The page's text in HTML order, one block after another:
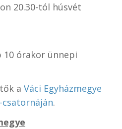
20.30-tól húsvét
10 órakor ünnepi
a Váci Egyházmegye
csatornáján.